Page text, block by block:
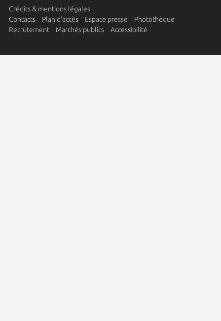
Crédits & mentions légales
Contacts
Plan d'accès Espace presse
Photothèque
Recrutement
Marchés publics Accessibilité